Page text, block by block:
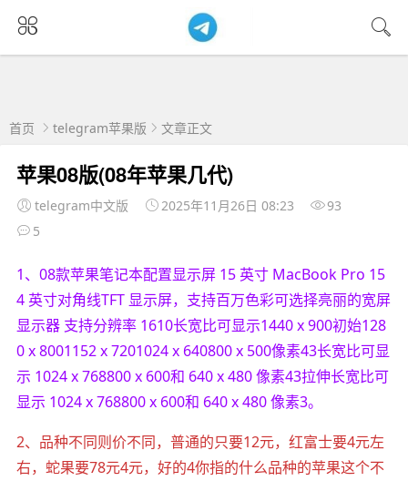
首页 telegram苹果版 文章正文
苹果08版(08年苹果几代)
telegram中文版 2025年11月26日 08:23
93
5
1、08款苹果笔记本配置显示屏 15 英寸 MacBook Pro 15
4 英寸对角线TFT 显示屏，支持百万色彩可选择亮丽的宽屏
显示器 支持分辨率 1610长宽比可显示1440 x 900初始128
0 x 8001152 x 7201024 x 640800 x 500像素43长宽比可显
示 1024 x 768800 x 600和 640 x 480 像素43拉伸长宽比可
显示 1024 x 768800 x 600和 640 x 480 像素3。
2、品种不同则价不同，普通的只要12元，红富士要4元左
右，蛇果要78元4元，好的4你指的什么品种的苹果这个不